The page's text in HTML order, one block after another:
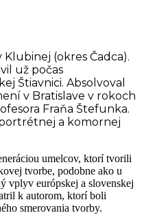
Klubinej (okres Čadca).
už počas
Štiavnici. Absolvoval
v Bratislave v rokoch
Fraňa Štefunka.
a komornej
umelcov, ktorí tvorili
tvorbe, podobne ako u
vplyv európskej a slovenskej
k autorom, ktorí boli
smerovania tvorby.